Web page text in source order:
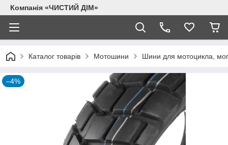
Компанія «ЧИСТИЙ ДІМ»
Каталог товарів Мотошини Шини для мотоцикла,
–4%